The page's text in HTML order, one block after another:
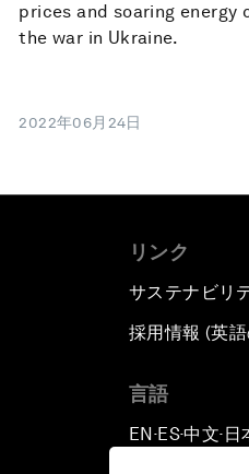
prices and soaring energy
the war in Ukraine.
2022年06月24日
リンク
サステナビリ
採用情報 (英
言語
EN ▪ ES▪中文▪ 日